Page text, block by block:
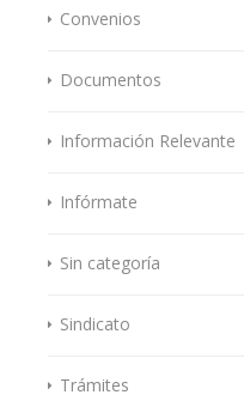
Convenios
Documentos
Información Relevante
Infórmate
Sin categoría
Sindicato
Trámites